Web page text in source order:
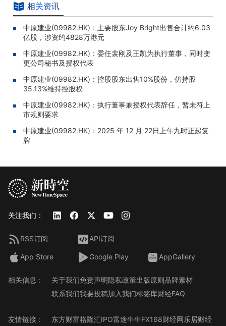
相关资讯
中原建业(09982.HK)：主要股东Joy Bright出售合计约6.03
亿股，涉资约4828万港元
中原建业(09982.HK)：委任裴刚及王凯为执行董事，同时变
更公司秘书及授权代表
中原建业(09982.HK)：控股股东出售10%股份，仍持股
35.13%维持控股权
中原建业(09982.HK)：执行董事兼授权代表辞任，暂未符上
市规则要求
中原建业(09982.HK)：2025 年 12 月 22日上午九时正起复
牌
关注我们：
RSS订阅 API订阅
App Store Google Play AppGallery
相关信息： 关于我们免责声明隐私政策出版原则品牌素材
联系我们我要投稿加入我们标签库财经FAQ
友情链接： 东方财富格隆汇IPO富途牛牛FX168财经网乐居财经